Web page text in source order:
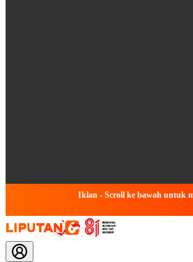
Iklan - Scroll ke bawah untuk